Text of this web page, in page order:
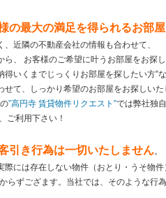
の最大の満足を得られるお部
近隣の不動産会社の情報も合わせて、
ら、 お客様のご希望に叶うお部屋をお探
いくまでじっくりお部屋を探したい方”
せて、しっかり希望のお部屋をお探しい
”高円寺 賃貸物件リクエスト”では弊社独
ご利用下さい！
引き行為は一切いたしません。
際には存在しない物件（おとり・うそ物
らずござます。当社では、そのような行